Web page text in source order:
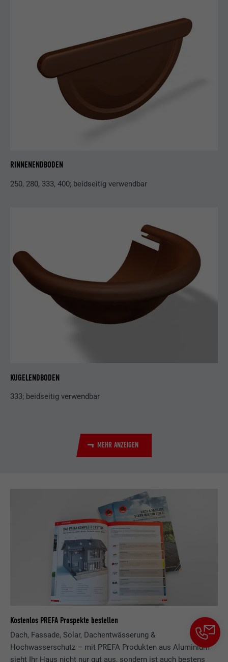
RINNENENDBODEN
250, 280, 333, 400; beidseitig verwendbar
KUGELENDBODEN
333; beidseitig verwendbar
MEHR ANZEIGEN
Kostenlos PREFA Prospekte bestellen
Dach, Fassade, Solar, Dachentwässerung &
Hochwasserschutz – mit PREFA Produkten aus Aluminium
sieht Ihr Haus nicht nur gut aus, sondern ist auch bestens